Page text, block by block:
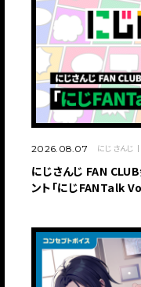
2026.08.07 にじさんじ
にじさんじ FAN
ント「にじFANTalk